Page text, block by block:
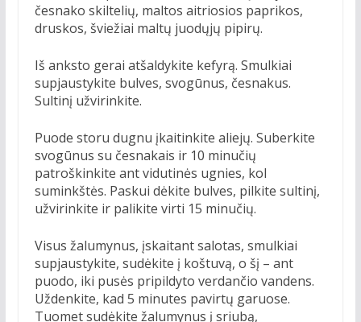
česnako skiltelių, maltos aitriosios paprikos,
druskos, šviežiai maltų juodųjų pipirų.
Iš anksto gerai atšaldykite kefyrą. Smulkiai
supjaustykite bulves, svogūnus, česnakus.
Sultinį užvirinkite.
Puode storu dugnu įkaitinkite aliejų. Suberkite
svogūnus su česnakais ir 10 minučių
patroškinkite ant vidutinės ugnies, kol
suminkštės. Paskui dėkite bulves, pilkite sultinį,
užvirinkite ir palikite virti 15 minučių.
Visus žalumynus, įskaitant salotas, smulkiai
supjaustykite, sudėkite į koštuvą, o šį – ant
puodo, iki pusės pripildyto verdančio vandens.
Uždenkite, kad 5 minutes pavirtų garuose.
Tuomet sudėkite žalumynus į sriubą,